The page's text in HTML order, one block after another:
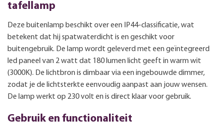
tafellamp
Deze buitenlamp beschikt over een IP44-classificatie, wat
betekent dat hij spatwaterdicht is en geschikt voor
buitengebruik. De lamp wordt geleverd met een geïntegreerd
led paneel van 2 watt dat 180 lumen licht geeft in warm wit
(3000K). De lichtbron is dimbaar via een ingebouwde dimmer,
zodat je de lichtsterkte eenvoudig aanpast aan jouw wensen.
De lamp werkt op 230 volt en is direct klaar voor gebruik.
Gebruik en functionaliteit